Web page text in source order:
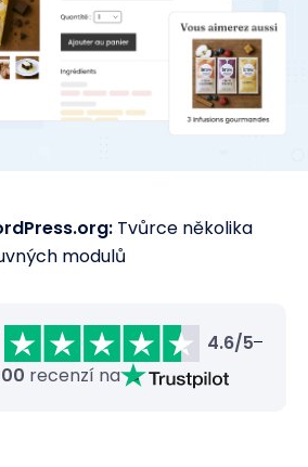
Tvůrce několika
modulů
4.6/5
recenzí na